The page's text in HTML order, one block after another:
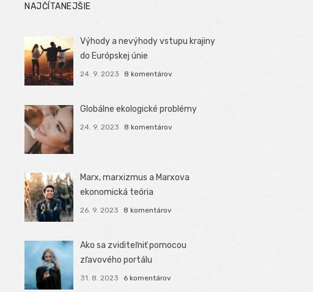
NAJČÍTANEJŠIE
Výhody a nevýhody vstupu krajiny
do Európskej únie
24. 9. 2023 8 komentárov
Globálne ekologické problémy
24. 9. 2023 8 komentárov
Marx, marxizmus a Marxova
ekonomická teória
26. 9. 2023 8 komentárov
Ako sa zviditeľniť pomocou
zľavového portálu
31. 8. 2023 6 komentárov